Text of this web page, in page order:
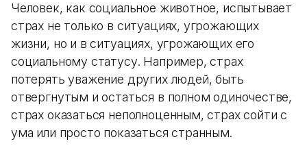
Человек, как социальное животное, испытывает
страх не только в ситуациях, угрожающих
жизни, но и в ситуациях, угрожающих его
социальному статусу. Например, страх
потерять уважение других людей, быть
отвергнутым и остаться в полном одиночестве,
страх оказаться неполноценным, страх сойти с
ума или просто показаться странным.